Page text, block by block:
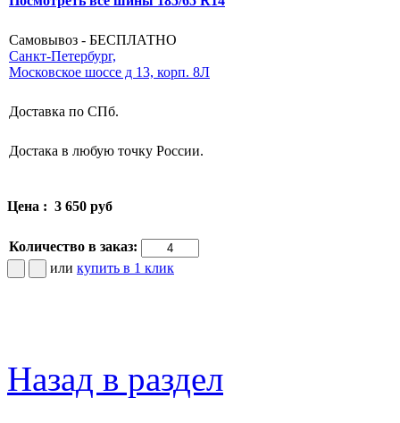
Самовывоз - БЕСПЛАТНО
Санкт-Петербург,
Московское шоссе д 13, корп. 8Л
Доставка по СПб.
Достака в любую точку России.
Цена : 3 650 руб
Количество в заказ:
или купить в 1 клик
Назад в раздел